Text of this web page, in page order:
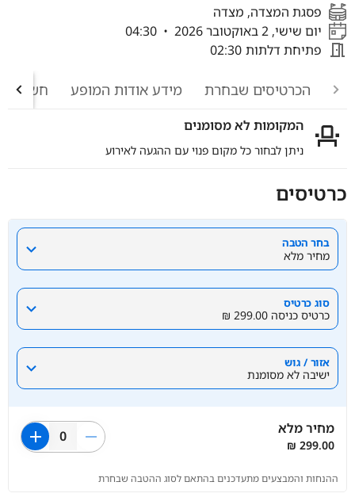
פסגת המצדה, מצדה
יום שישי, 2 באוקטובר 2026
•
04:30
meeting_room פתיחת דלתות 02:30
הכרטיסים שבחרת מידע אודות המופע חשוב
המקומות לא מסומנים
ניתן לבחור כל מקום פנוי עם ההגעה לאירוע
כרטיסים
מחיר מלא
בחר הטבה
כרטיס כניסה ‏299.00 ₪
סוג כרטיס
ישיבה לא מסומנת
אזור / גוש
מחיר מלא remove
0
add
ההנחות והמבצעים מתעדכנים בהתאם לסוג ההטבה שבחרת